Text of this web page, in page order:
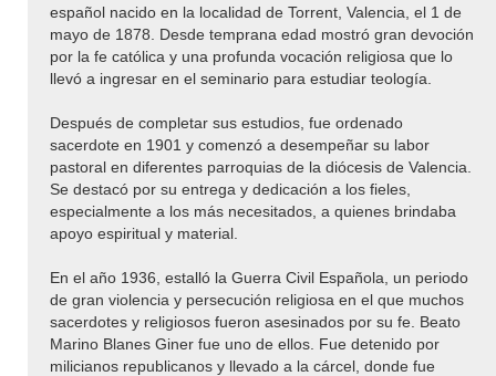
español nacido en la localidad de Torrent, Valencia, el 1 de
mayo de 1878. Desde temprana edad mostró gran devoción
por la fe católica y una profunda vocación religiosa que lo
llevó a ingresar en el seminario para estudiar teología.
Después de completar sus estudios, fue ordenado
sacerdote en 1901 y comenzó a desempeñar su labor
pastoral en diferentes parroquias de la diócesis de Valencia.
Se destacó por su entrega y dedicación a los fieles,
especialmente a los más necesitados, a quienes brindaba
apoyo espiritual y material.
En el año 1936, estalló la Guerra Civil Española, un periodo
de gran violencia y persecución religiosa en el que muchos
sacerdotes y religiosos fueron asesinados por su fe. Beato
Marino Blanes Giner fue uno de ellos. Fue detenido por
milicianos republicanos y llevado a la cárcel, donde fue